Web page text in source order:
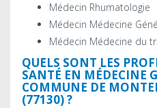
Médecin Rhumatologie
Médecin Médecine
Médecin Médecine du
QUELS SONT LES
SANTÉ EN MÉDECINE
COMMUNE DE
(77130) ?